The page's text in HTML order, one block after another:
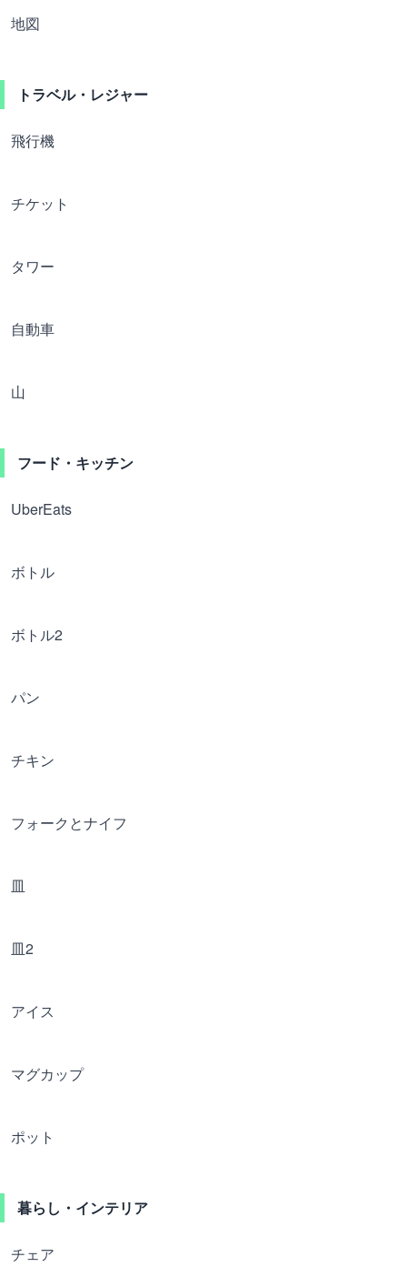
地図
トラベル・レジャー
飛行機
チケット
タワー
自動車
山
フード・キッチン
UberEats
ボトル
ボトル2
パン
チキン
フォークとナイフ
皿
皿2
アイス
マグカップ
ポット
暮らし・インテリア
チェア